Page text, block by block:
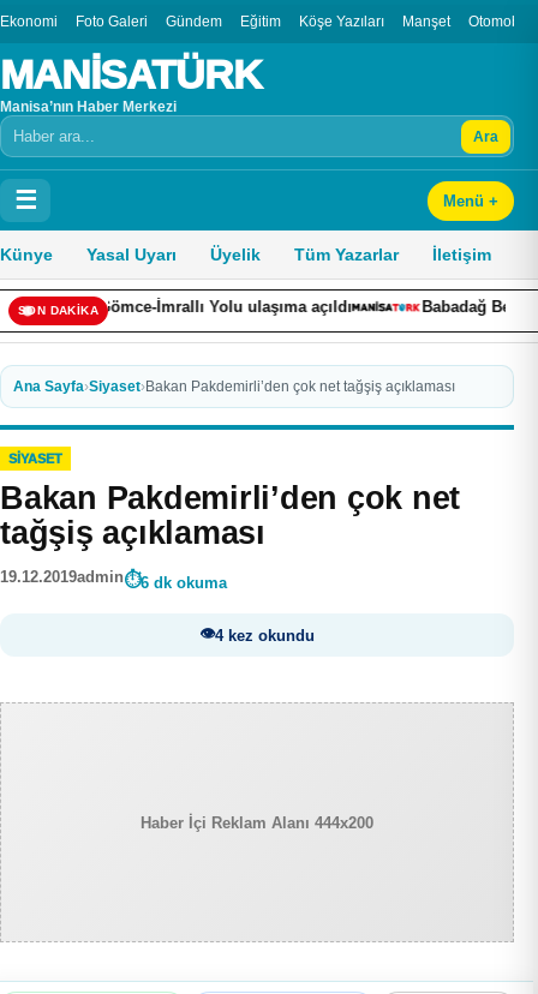
Ekonomi Foto Galeri Gündem Eğitim Köşe Yazıları Manşet Otomobil
MANİSATÜRK
Manisa’nın Haber Merkezi
Arama Ara
☰ Menü +
Künye Yasal Uyarı Üyelik Tüm Yazarlar İletişim
SON DAKİKAYolu ulaşıma açıldı Babadağ Belediyesinin kadınlara
Ana Sayfa›Siyaset›Bakan Pakdemirli’den çok net tağşiş açıklaması
SIYASET
Bakan Pakdemirli’den çok net
tağşiş açıklaması
19.12.2019admin 6 dk okuma
4 kez okundu
Haber İçi Reklam Alanı 444x200